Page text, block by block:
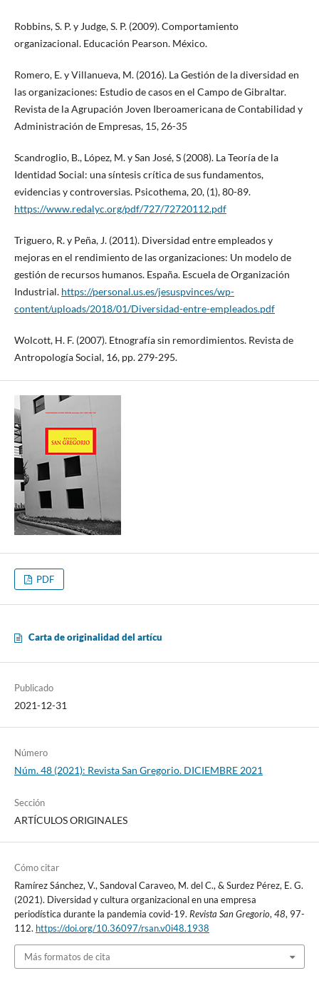
Robbins, S. P. y Judge, S. P. (2009). Comportamiento
organizacional. Educación Pearson. México.
Romero, E. y Villanueva, M. (2016). La Gestión de la diversidad en
las organizaciones: Estudio de casos en el Campo de Gibraltar.
Revista de la Agrupación Joven Iberoamericana de Contabilidad y
Administración de Empresas, 15, 26-35
Scandroglio, B., López, M. y San José, S (2008). La Teoría de la
Identidad Social: una síntesis crítica de sus fundamentos,
evidencias y controversias. Psicothema, 20, (1), 80-89.
https://www.redalyc.org/pdf/727/72720112.pdf
Triguero, R. y Peña, J. (2011). Diversidad entre empleados y
mejoras en el rendimiento de las organizaciones: Un modelo de
gestión de recursos humanos. España. Escuela de Organización
Industrial. https://personal.us.es/jesuspvinces/wp-
content/uploads/2018/01/Diversidad-entre-empleados.pdf
Wolcott, H. F. (2007). Etnografía sin remordimientos. Revista de
Antropología Social, 16, pp. 279-295.
PDF
Carta de originalidad del artícu
Publicado
2021-12-31
Número
Núm. 48 (2021): Revista San Gregorio. DICIEMBRE 2021
Sección
ARTÍCULOS ORIGINALES
Cómo citar
Ramírez Sánchez, V., Sandoval Caraveo, M. del C., & Surdez Pérez, E. G.
(2021). Diversidad y cultura organizacional en una empresa
periodística durante la pandemia covid-19. Revista San Gregorio, 48, 97-
112. https://doi.org/10.36097/rsan.v0i48.1938
Más formatos de cita